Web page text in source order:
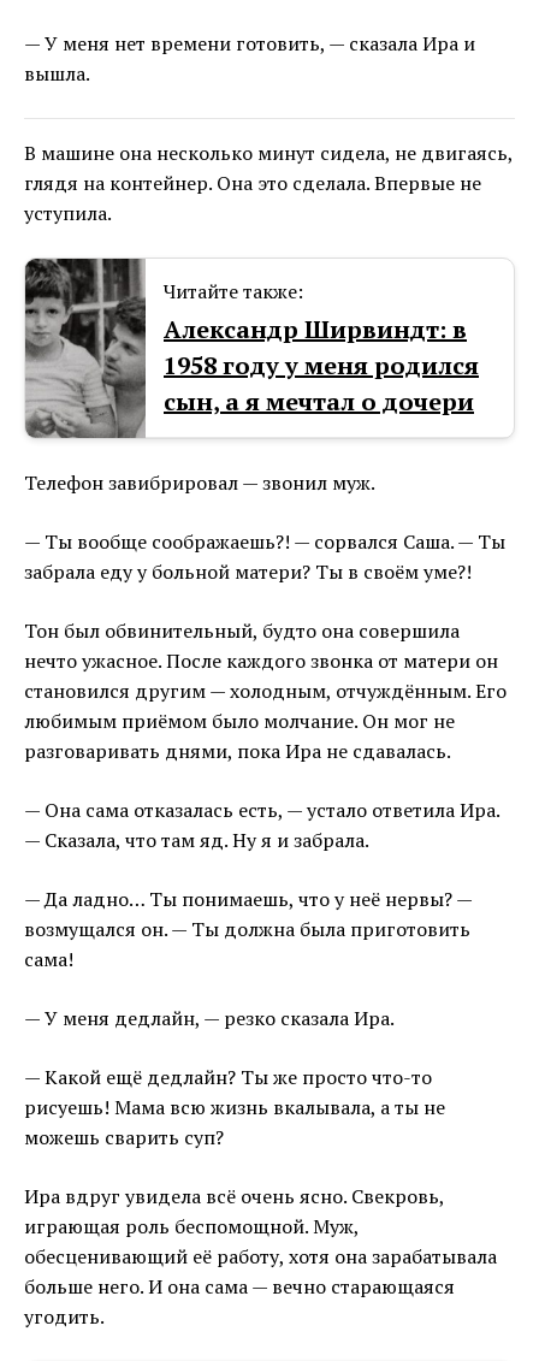
— У меня нет времени готовить, — сказала Ира и
вышла.
В машине она несколько минут сидела, не двигаясь,
глядя на контейнер. Она это сделала. Впервые не
уступила.
Читайте также:
Александр Ширвиндт: в
1958 году у меня родился
сын, а я мечтал о дочери
Телефон завибрировал — звонил муж.
— Ты вообще соображаешь?! — сорвался Саша. — Ты
забрала еду у больной матери? Ты в своём уме?!
Тон был обвинительный, будто она совершила
нечто ужасное. После каждого звонка от матери он
становился другим — холодным, отчуждённым. Его
любимым приёмом было молчание. Он мог не
разговаривать днями, пока Ира не сдавалась.
— Она сама отказалась есть, — устало ответила Ира.
— Сказала, что там яд. Ну я и забрала.
— Да ладно… Ты понимаешь, что у неё нервы? —
возмущался он. — Ты должна была приготовить
сама!
— У меня дедлайн, — резко сказала Ира.
— Какой ещё дедлайн? Ты же просто что-то
рисуешь! Мама всю жизнь вкалывала, а ты не
можешь сварить суп?
Ира вдруг увидела всё очень ясно. Свекровь,
играющая роль беспомощной. Муж,
обесценивающий её работу, хотя она зарабатывала
больше него. И она сама — вечно старающаяся
угодить.